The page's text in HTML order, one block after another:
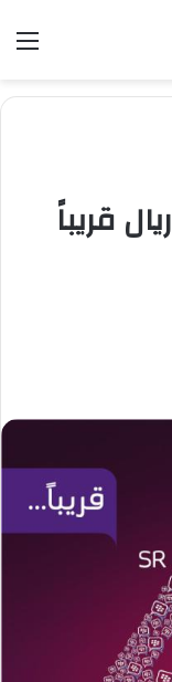
خدمة البلاك بيري بـ 49 ريال قريباً